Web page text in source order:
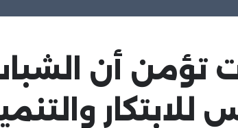
تؤمن أن
للابتكار